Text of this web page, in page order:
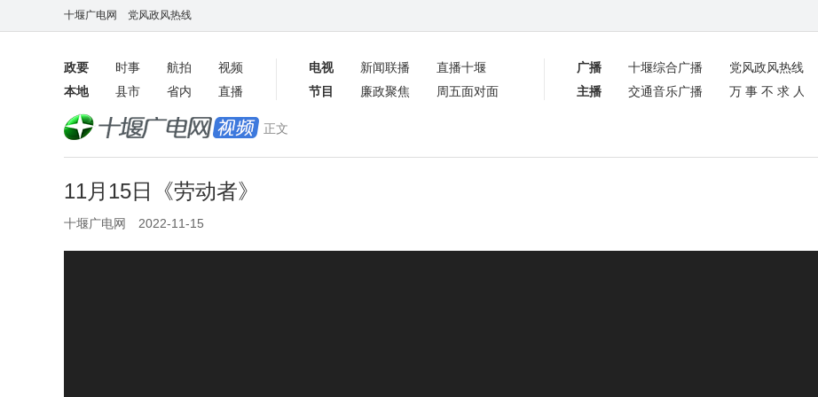
十堰广电网 党风政风热线
政要 时事 航拍
视频
本地
县市 省内 直播
电视 新闻联播
直播十堰
节目
廉政聚焦 周五面对面
广播 十堰综合广播
党风政风热线
主播
交通音乐广播 万事不求人
数字报
正文
11月15日《劳动者》
十堰广电网 2022-11-15